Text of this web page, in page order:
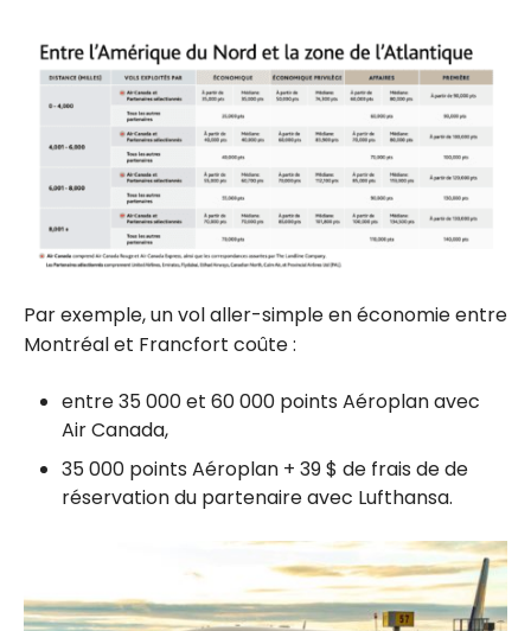
Par exemple, un vol aller-simple en économie entre
Montréal et Francfort coûte :
entre 35 000 et 60 000 points Aéroplan avec
Air Canada,
35 000 points Aéroplan + 39 $ de frais de de
réservation du partenaire avec Lufthansa.